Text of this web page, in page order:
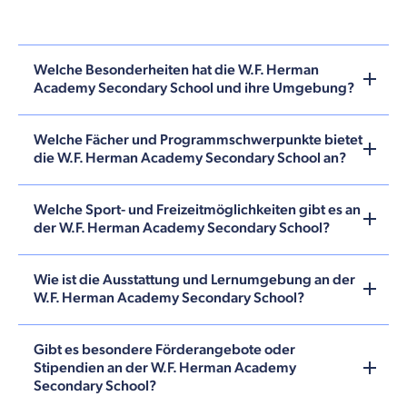
Welche Besonderheiten hat die W.F. Herman
Academy Secondary School und ihre Umgebung?
Welche Fächer und Programmschwerpunkte bietet
die W.F. Herman Academy Secondary School an?
Welche Sport- und Freizeitmöglichkeiten gibt es an
der W.F. Herman Academy Secondary School?
Wie ist die Ausstattung und Lernumgebung an der
W.F. Herman Academy Secondary School?
Gibt es besondere Förderangebote oder
Stipendien an der W.F. Herman Academy
Secondary School?